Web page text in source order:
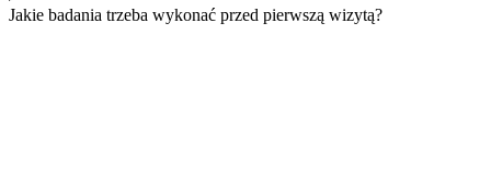
Jakie badania trzeba wykonać przed pierwszą wizytą?